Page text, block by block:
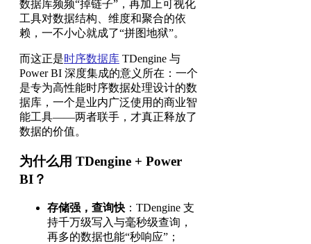
数据库频频“掉链子”，再加上可视化
工具对数据结构、维度和聚合的依
赖，一不小心就成了“拼图地狱”。
而这正是时序数据库 TDengine 与
Power BI 深度集成的意义所在：一个
是专为高性能时序数据处理设计的数
据库，一个是业内广泛使用的商业智
能工具——两者联手，才真正释放了
数据的价值。
为什么用 TDengine + Power
BI？
存储强，查询快 ：TDengine 支
持千万级写入与毫秒级查询，
再多的数据也能“秒响应”；